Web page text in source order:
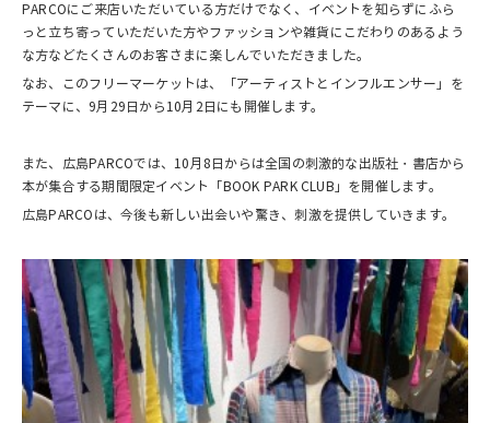
PARCOにご来店いただいている方だけでなく、イベントを知らずにふら
っと立ち寄っていただいた方やファッションや雑貨にこだわりのあるよう
な方などたくさんのお客さまに楽しんでいただきました。
なお、このフリーマーケットは、「アーティストとインフルエンサー」を
テーマに、9月29日から10月2日にも開催します。
また、広島PARCOでは、10月8日からは全国の刺激的な出版社・書店から
本が集合する期間限定イベント「BOOK PARK CLUB」を開催します。
広島PARCOは、今後も新しい出会いや驚き、刺激を提供していきます。